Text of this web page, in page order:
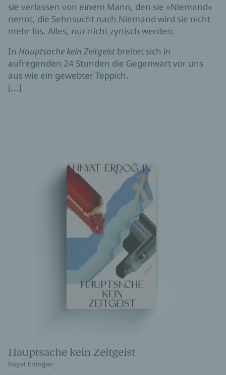
sie verlassen von einem Mann, den sie »Niemand«
nennt, die Sehnsucht nach Niemand wird sie nicht
mehr los. Alles, nur nicht zynisch werden.
In Hauptsache kein Zeitgeist breitet sich in
aufregenden 24 Stunden die Gegenwart vor uns
aus wie ein gewebter Teppich.
[...]
Hauptsache kein Zeitgeist
Hayat Erdoğan